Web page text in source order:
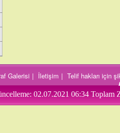
Galerisi | İletişim | Telif hakları için
02.07.2021 06:34 Toplam